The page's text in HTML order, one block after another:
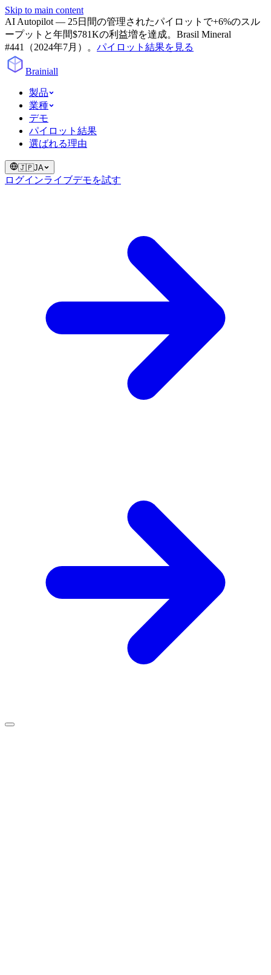
Skip to main content
AI Autopilot — 25日間の管理されたパイロットで+6%のスル
ープットと年間$781Kの利益増を達成。Brasil Mineral
#441（2024年7月）。 パイロット結果を見る
Brainiall
製品
業種
デモ
パイロット結果
選ばれる理由
🇯🇵JA
ログインライブデモを試す